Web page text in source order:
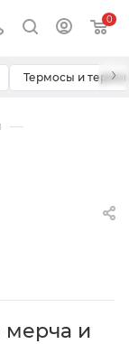
0
Термосы и ›
—
мерча и